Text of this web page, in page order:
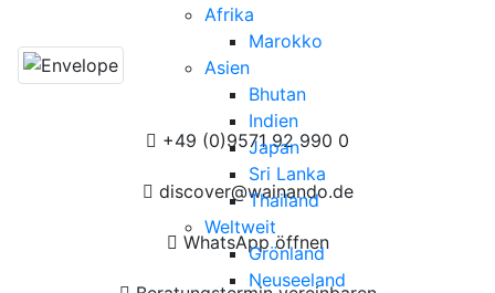
Afrika
Marokko
Asien
Bhutan
Indien
Japan
Sri Lanka
Thailand
Weltweit
Grönland
Neuseeland
+49 (0)9571 92 990 0
discover@wainando.de
WhatsApp öffnen